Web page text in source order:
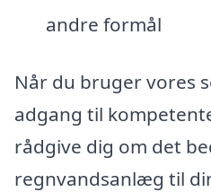
andre formål
Når du bruger vores
adgang til
rådgive dig om det
regnvandsanlæg til